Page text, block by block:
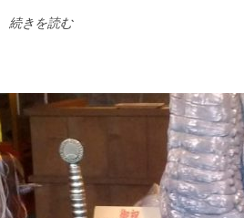
続きを読む